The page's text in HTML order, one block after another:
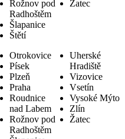
Rožnov pod
Radhoštěm
Šlapanice
Štětí
Žatec
Otrokovice
Písek
Plzeň
Praha
Roudnice
nad Labem
Rožnov pod
Radhoštěm
Uherské
Hradiště
Vizovice
Vsetín
Vysoké Mýto
Zlín
Žatec